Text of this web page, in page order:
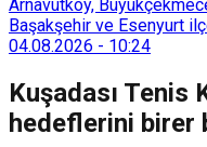
Arnavutköy,
Başakşehir ve Esenyurt
süreyle su verilemeyecek.
04.08.2026 - 10:24
Kuşadası Tenis
hedeflerini birer